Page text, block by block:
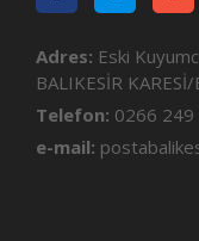
Adres: Eski
BALIKESİR
Telefon: 0266
e-mail: